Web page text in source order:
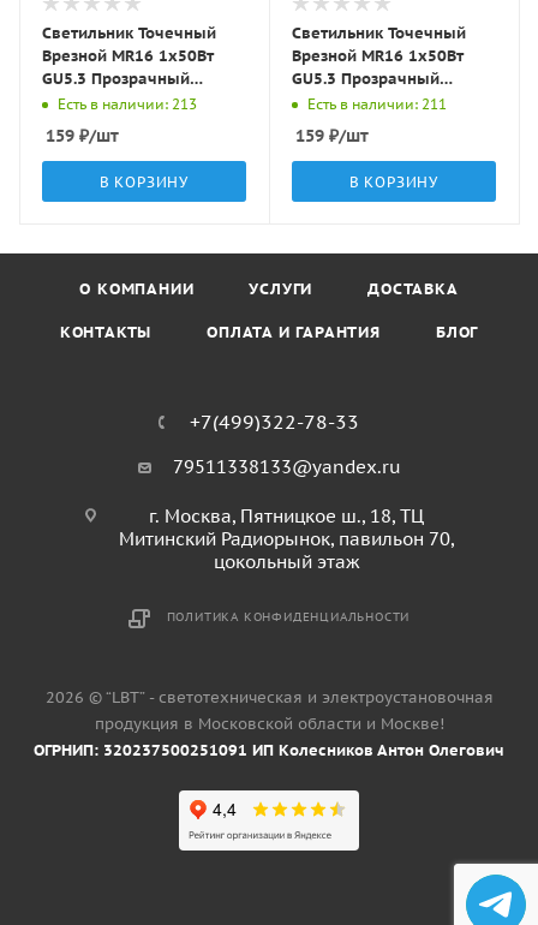
Светильник Точечный
Врезной MR16 1х50Вт
GU5.3 Прозрачный
D95х10мм IP20 D0803L-
11 LBT
Есть в наличии: 213
159 ₽/шт
В КОРЗИНУ
Светильник Точечный
Врезной MR16 1х50Вт
GU5.3 Прозрачный
D95х10мм IP20 D0458L-
13 LBT
Есть в наличии: 211
159 ₽/шт
В КОРЗИНУ
О КОМПАНИИ УСЛУГИ ДОСТАВКА
КОНТАКТЫ ОПЛАТА И ГАРАНТИЯ БЛОГ
+7(499)322-78-33
79511338133@yandex.ru
г. Москва, Пятницкое ш., 18, ТЦ
Митинский Радиорынок, павильон 70,
цокольный этаж
ПОЛИТИКА КОНФИДЕНЦИАЛЬНОСТИ
2026 © “LBT” - светотехническая и электроустановочная
продукция в Московской области и Москве!
ОГРНИП: 320237500251091 ИП Колесников Антон Олегович